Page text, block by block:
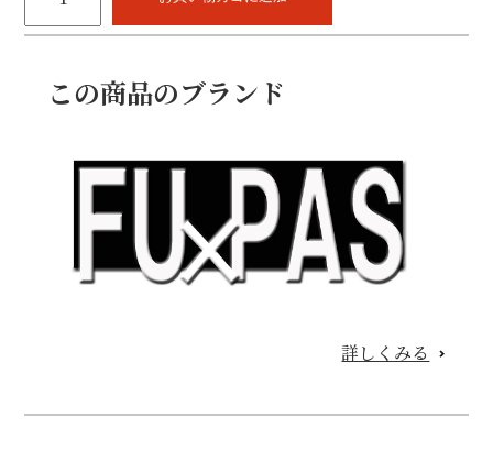
143
48mm
ン、この商品のブランド
詳しくみる